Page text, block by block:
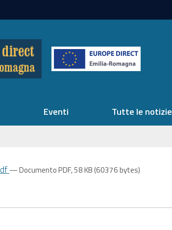
Eventi Tutte le notizie
— Documento PDF, 58 KB (60376 bytes)